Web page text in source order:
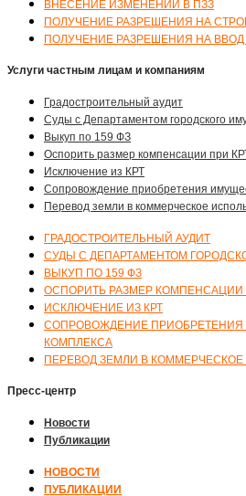
ВНЕСЕНИЕ ИЗМЕНЕНИЙ В ПЗЗ
ПОЛУЧЕНИЕ РАЗРЕШЕНИЯ НА
ПОЛУЧЕНИЕ РАЗРЕШЕНИЯ НА
Услуги частным лицам и компаниям
Градостроительный аудит
Суды с Департаментом городского
Выкуп по 159 ФЗ
Оспорить размер компенсации при
Исключение из КРТ
Сопровождение приобретения
Перевод земли в коммерческое
ГРАДОСТРОИТЕЛЬНЫЙ АУДИТ
СУДЫ С ДЕПАРТАМЕНТОМ
ВЫКУП ПО 159 ФЗ
ОСПОРИТЬ РАЗМЕР КОМПЕНСАЦИИ
ИСКЛЮЧЕНИЕ ИЗ КРТ
СОПРОВОЖДЕНИЕ
КОМПЛЕКСА
ПЕРЕВОД ЗЕМЛИ В
Пресс-центр
Новости
Публикации
НОВОСТИ
ПУБЛИКАЦИИ